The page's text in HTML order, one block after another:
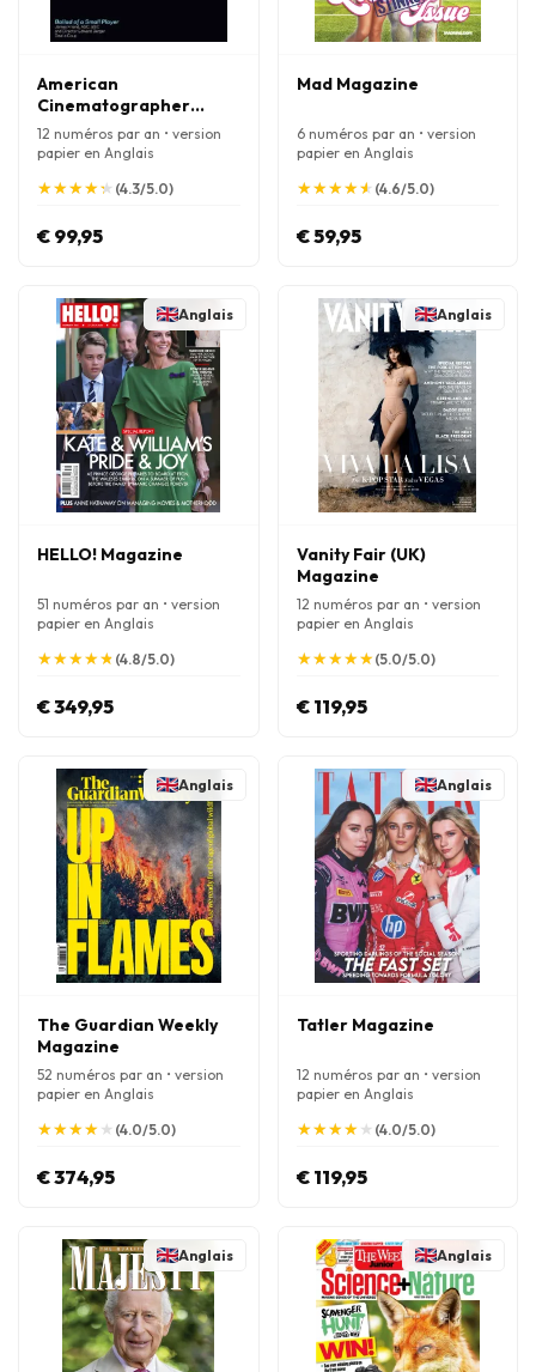
American
Cinematographer
Magazine
12 numéros par an • version
papier en Anglais
★
★★
★★
★★
★★
★ (4.3/5.0)
€ 99,95
Mad Magazine
6 numéros par an • version
papier en Anglais
★
★★
★★
★★
★★
★ (4.6/5.0)
€ 59,95
Anglais
HELLO! Magazine
51 numéros par an • version
papier en Anglais
★
★★
★★
★★
★★
★ (4.8/5.0)
€ 349,95
Anglais
Vanity Fair (UK)
Magazine
12 numéros par an • version
papier en Anglais
★
★★
★★
★★
★★
★(5.0/5.0)
€ 119,95
Anglais
The Guardian Weekly
Magazine
52 numéros par an • version
papier en Anglais
★
★★
★★
★★
★★
★ (4.0/5.0)
€ 374,95
Anglais
Tatler Magazine
12 numéros par an • version
papier en Anglais
★
★★
★★
★★
★★
★ (4.0/5.0)
€ 119,95
Anglais Anglais